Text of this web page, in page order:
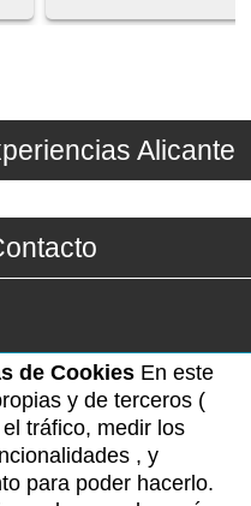
de Cookies En este
y de terceros (
tráfico, medir los
, y
para poder hacerlo.
Alicante
a viernes de 09:00